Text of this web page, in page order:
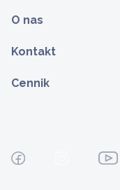
O nas
Kontakt
Cennik